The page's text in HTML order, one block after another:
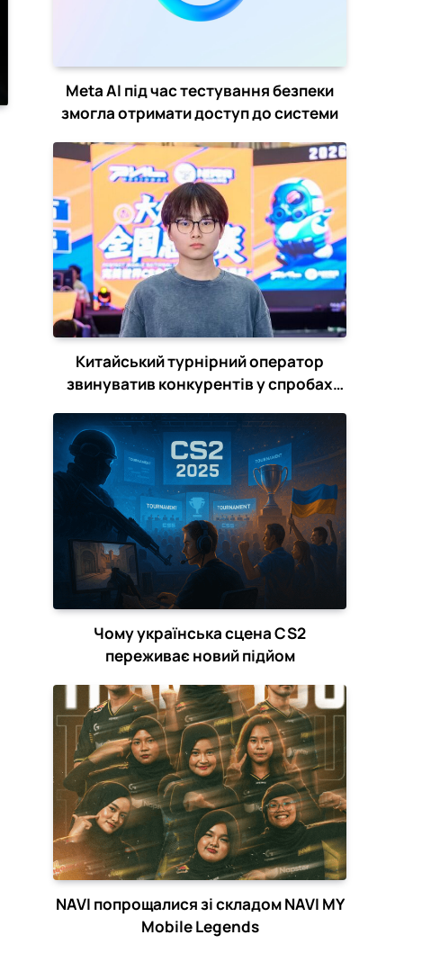
Meta AI під час тестування безпеки
змогла отримати доступ до системи
Китайський турнірний оператор
звинуватив конкурентів у спробах
Чому українська сцена CS2
переживає новий підйом
NAVI попрощалися зі складом NAVI MY
Mobile Legends